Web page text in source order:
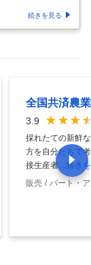
続きを見る
全国共済農
3.9
採れたての新鮮
方を自分たちで
接生産者 …続き
販売
パート・